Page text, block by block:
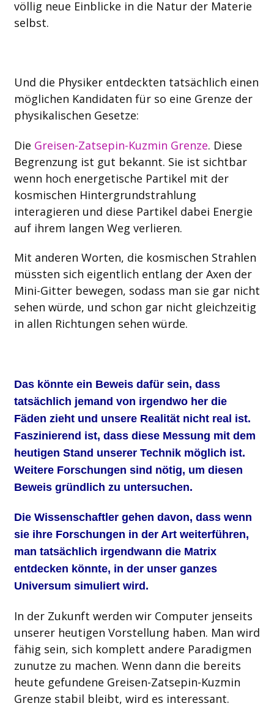
völlig neue Einblicke in die Natur der Materie
selbst.
Und die Physiker entdeckten tatsächlich einen
möglichen Kandidaten für so eine Grenze der
physikalischen Gesetze:
Die Greisen-Zatsepin-Kuzmin Grenze. Diese
Begrenzung ist gut bekannt. Sie ist sichtbar
wenn hoch energetische Partikel mit der
kosmischen Hintergrundstrahlung
interagieren und diese Partikel dabei Energie
auf ihrem langen Weg verlieren.
Mit anderen Worten, die kosmischen Strahlen
müssten sich eigentlich entlang der Axen der
Mini-Gitter bewegen, sodass man sie gar nicht
sehen würde, und schon gar nicht gleichzeitig
in allen Richtungen sehen würde.
Das könnte ein Beweis dafür sein, dass
tatsächlich jemand von irgendwo her die
Fäden zieht und unsere Realität nicht real ist.
Faszinierend ist, dass diese Messung mit dem
heutigen Stand unserer Technik möglich ist.
Weitere Forschungen sind nötig, um diesen
Beweis gründlich zu untersuchen.
Die Wissenschaftler gehen davon, dass wenn
sie ihre Forschungen in der Art weiterführen,
man tatsächlich irgendwann die Matrix
entdecken könnte, in der unser ganzes
Universum simuliert wird.
In der Zukunft werden wir Computer jenseits
unserer heutigen Vorstellung haben. Man wird
fähig sein, sich komplett andere Paradigmen
zunutze zu machen. Wenn dann die bereits
heute gefundene Greisen-Zatsepin-Kuzmin
Grenze stabil bleibt, wird es interessant.